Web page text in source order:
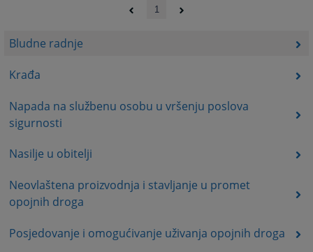
Bludne radnje
Krađa
Napada na službenu osobu u vršenju poslova
sigurnosti
Nasilje u obitelji
Neovlaštena proizvodnja i stavljanje u promet
opojnih droga
Posjedovanje i omogućivanje uživanja opojnih droga
1